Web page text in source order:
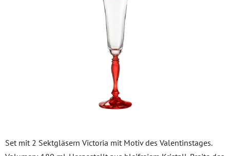
Set mit 2 Sektgläsern Victoria mit Motiv des Valentinstages.